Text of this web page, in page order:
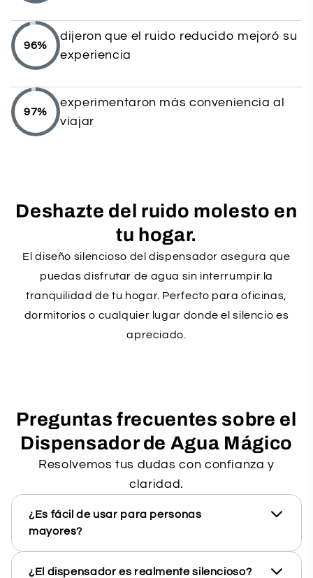
96%
dijeron que el ruido reducido mejoró su
experiencia
97%
experimentaron más conveniencia al
viajar
Deshazte del ruido molesto en
tu hogar.
El diseño silencioso del dispensador asegura que
puedas disfrutar de agua sin interrumpir la
tranquilidad de tu hogar. Perfecto para oficinas,
dormitorios o cualquier lugar donde el silencio es
apreciado.
Preguntas frecuentes sobre el
Dispensador de Agua Mágico
Resolvemos tus dudas con confianza y
claridad.
¿Es fácil de usar para personas
mayores?
¿El dispensador es realmente silencioso?